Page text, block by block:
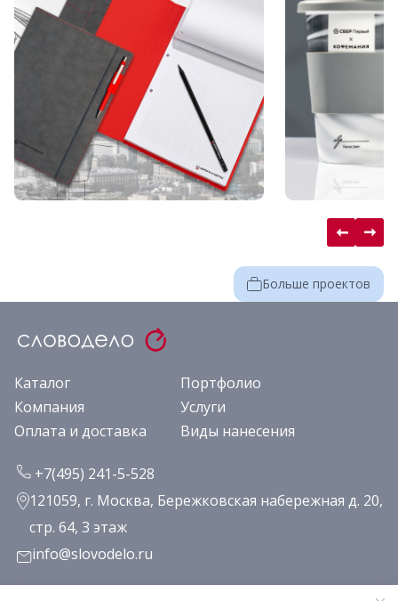
Больше проектов
Каталог
Портфолио
Компания
Услуги
Оплата и доставка
Виды нанесения
+7(495) 241-5-528
121059, г. Москва, Бережковская набережная д. 20,
стр. 64, 3 этаж
info@slovodelo.ru